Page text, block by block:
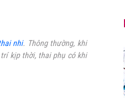
nhi. Thông thường, khi
kịp thời, thai phụ có khi